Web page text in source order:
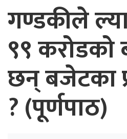
गण्डकीले
९९
छन् बजेटका
? (पूर्णपाठ)